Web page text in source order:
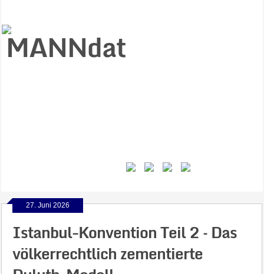
27. Juni 2026
Istanbul-Konvention Teil 2 – Das
völkerrechtlich zementierte